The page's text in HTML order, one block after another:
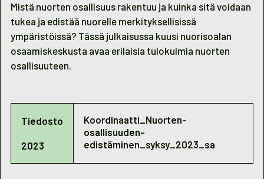
Mistä nuorten osallisuus rakentuu ja kuinka sitä voidaan
tukea ja edistää nuorelle merkityksellisissä
ympäristöissä? Tässä julkaisussa kuusi nuorisoalan
osaamiskeskusta avaa erilaisia tulokulmia nuorten
osallisuuteen.
Tiedosto
2023
Koordinaatti_Nuorten-
osallisuuden-
edistäminen_syksy_2023_sa